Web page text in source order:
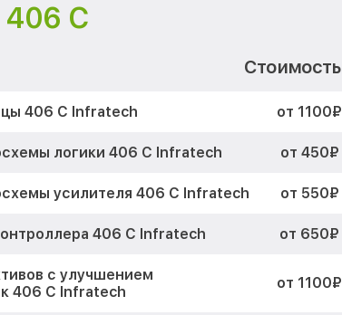
406 С
Стоимость
406 С Infratech от 1100₽
логики 406 С Infratech от 450₽
усилителя 406 С Infratech от 550₽
406 С Infratech от 650₽
с улучшением
406 С Infratech
от 1100₽